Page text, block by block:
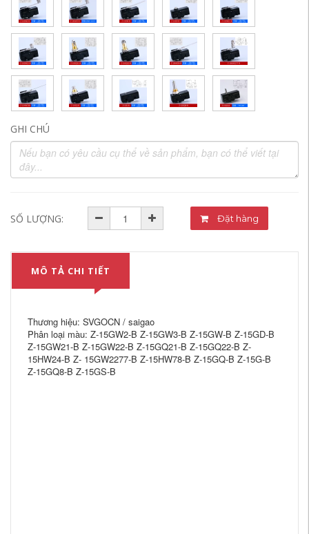
GHI CHÚ
SỐ LƯỢNG: Đặt hàng
MÔ TẢ CHI TIẾT
Thương hiệu: SVGOCN / saigao
Phân loại màu: Z-15GW2-B Z-15GW3-B Z-15GW-B Z-15GD-B
Z-15GW21-B Z-15GW22-B Z-15GQ21-B Z-15GQ22-B Z-
15HW24-B Z- 15GW2277-B Z-15HW78-B Z-15GQ-B Z-15G-B
Z-15GQ8-B Z-15GS-B